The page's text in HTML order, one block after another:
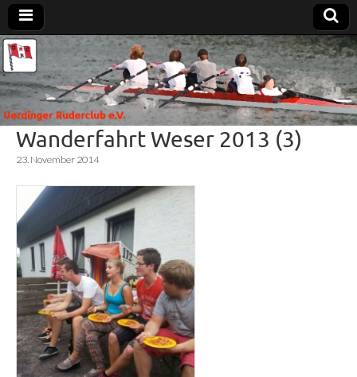
Uerdinger
Ruderclub
e.V.
Rudern in
Krefeld-
Uerdingen
Wanderfahrt Weser 2013 (3)
23. November 2014